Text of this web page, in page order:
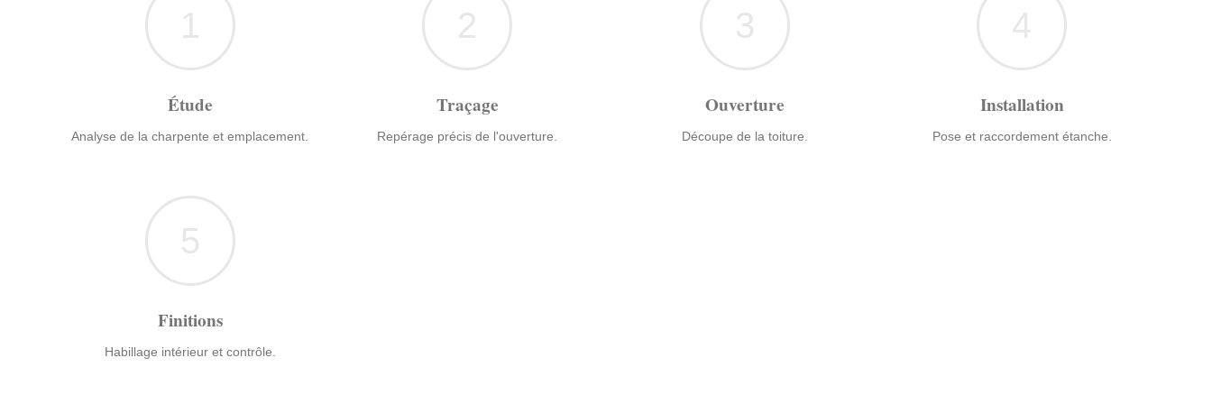
1
Étude
Analyse de la charpente et emplacement.
2
Traçage
Repérage précis de l'ouverture.
3
Ouverture
Découpe de la toiture.
4
Installation
Pose et raccordement étanche.
5
Finitions
Habillage intérieur et contrôle.